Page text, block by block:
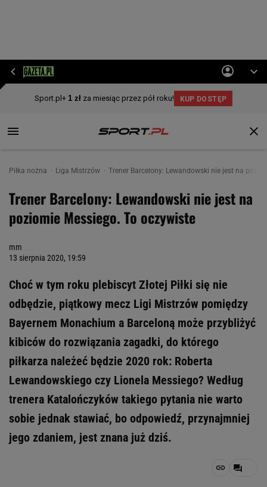
Piłka nożna Liga Mistrzów Trener Barcelony: Lewandowski nie jest na
Trener Barcelony: Lewandowski nie jest na
poziomie Messiego. To oczywiste
mm
13 sierpnia 2020, 19:59
Choć w tym roku plebiscyt Złotej Piłki się nie
odbędzie, piątkowy mecz Ligi Mistrzów pomiędzy
Bayernem Monachium a Barceloną może przybliżyć
kibiców do rozwiązania zagadki, do którego
piłkarza należeć będzie 2020 rok: Roberta
Lewandowskiego czy Lionela Messiego? Według
trenera Katalończyków takiego pytania nie warto
sobie jednak stawiać, bo odpowiedź, przynajmniej
jego zdaniem, jest znana już dziś.